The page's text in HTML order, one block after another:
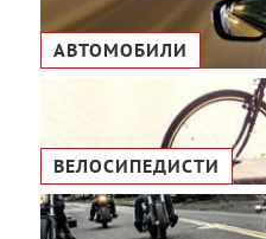
АВТОМОБИЛИ
ВЕЛОСИПЕДИСТИ